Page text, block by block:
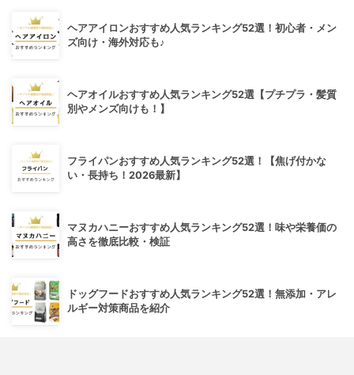
ヘアアイロンおすすめ人気ランキング52選！初心者・メン
ズ向け・海外対応も♪
ヘアオイルおすすめ人気ランキング52選【プチプラ・髪質
別やメンズ向けも！】
フライパンおすすめ人気ランキング52選！【焦げ付かな
い・長持ち！2026最新】
マヌカハニーおすすめ人気ランキング52選！味や栄養価の
高さを徹底比較・検証
ドッグフードおすすめ人気ランキング52選！無添加・アレ
ルギー対策商品を紹介